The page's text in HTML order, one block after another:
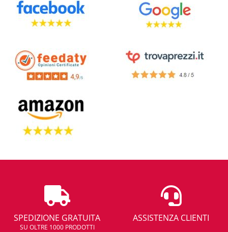
SPEDIZIONE GRATUITA
SU OLTRE 1000 PRODOTTI
ASSISTENZA CLIENTI